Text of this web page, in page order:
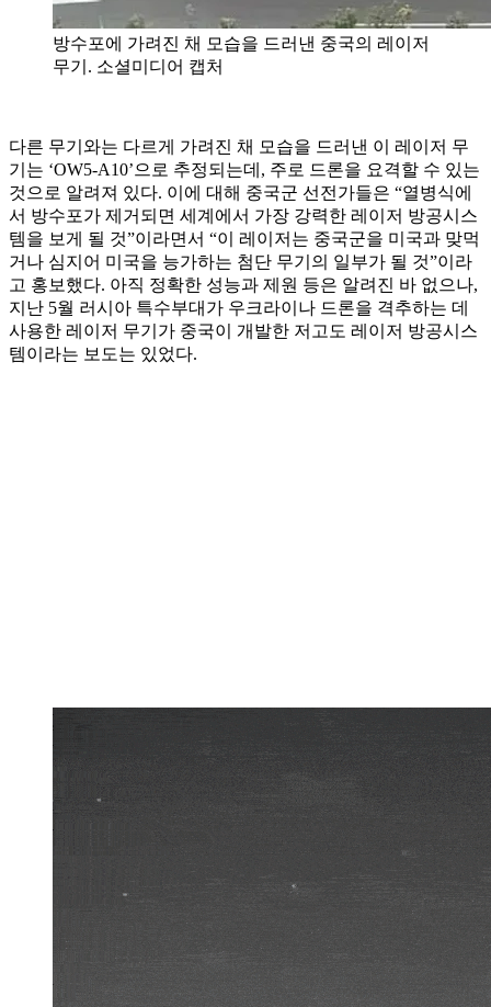
방수포에 가려진 채 모습을 드러낸 중국의 레이저
무기. 소셜미디어 캡처
다른 무기와는 다르게 가려진 채 모습을 드러낸 이 레이저 무
기는 ‘OW5-A10’으로 추정되는데, 주로 드론을 요격할 수 있는
것으로 알려져 있다. 이에 대해 중국군 선전가들은 “열병식에
서 방수포가 제거되면 세계에서 가장 강력한 레이저 방공시스
템을 보게 될 것”이라면서 “이 레이저는 중국군을 미국과 맞먹
거나 심지어 미국을 능가하는 첨단 무기의 일부가 될 것”이라
고 홍보했다. 아직 정확한 성능과 제원 등은 알려진 바 없으나,
지난 5월 러시아 특수부대가 우크라이나 드론을 격추하는 데
사용한 레이저 무기가 중국이 개발한 저고도 레이저 방공시스
템이라는 보도는 있었다.